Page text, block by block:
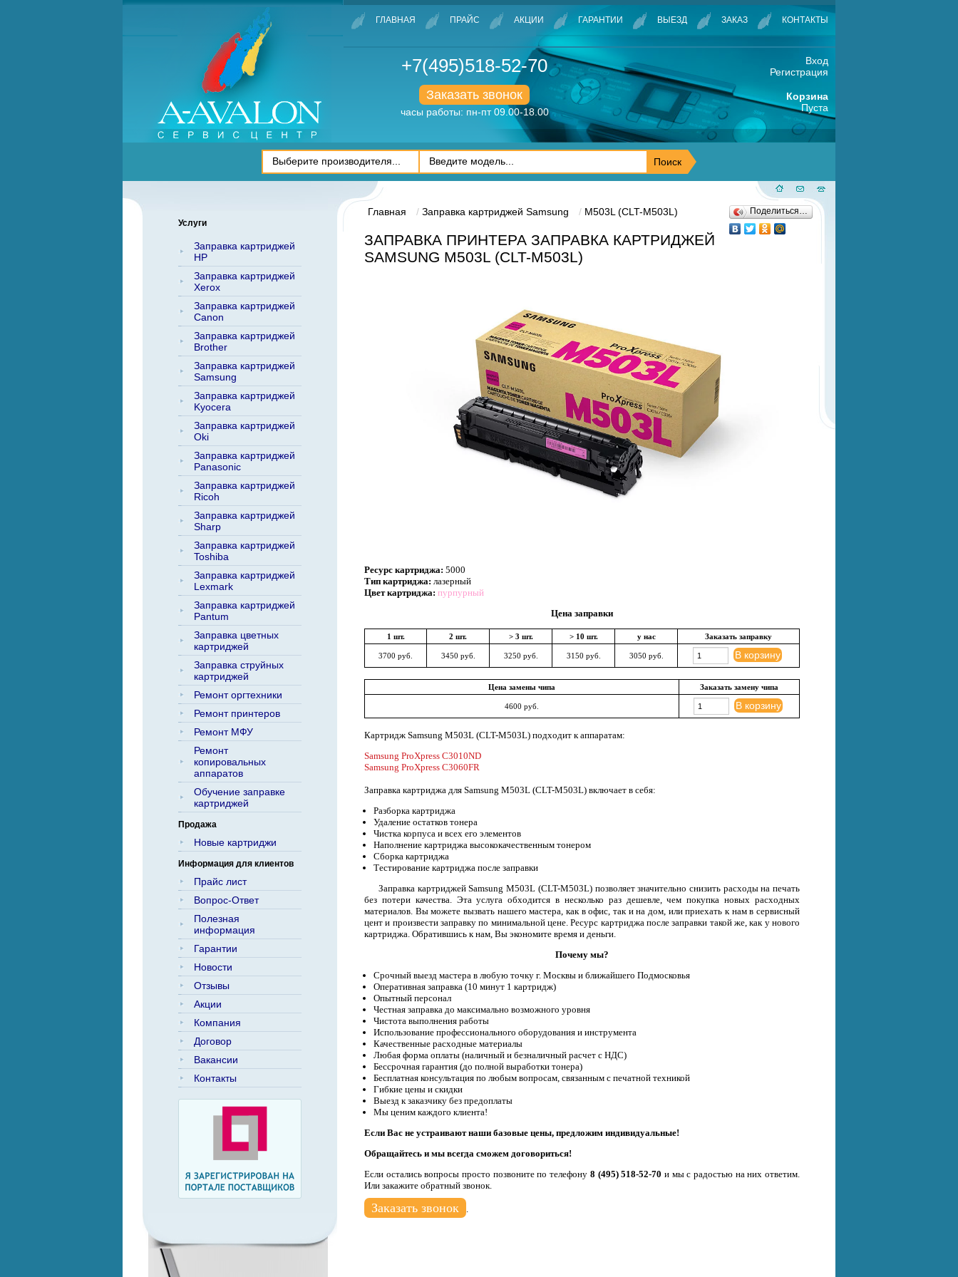
ГЛАВНАЯ ПРАЙС АКЦИИ ГАРАНТИИ ВЫЕЗД ЗАКАЗ КОНТАКТЫ
+7(495)518-52-70
Заказать звонок
часы работы: пн-пт 09.00-18.00
Вход
Регистрация
Корзина
Пуста
Услуги
Заправка картриджей
HP
Заправка картриджей
Xerox
Заправка картриджей
Canon
Заправка картриджей
Brother
Заправка картриджей
Samsung
Заправка картриджей
Kyocera
Заправка картриджей
Oki
Заправка картриджей
Panasonic
Заправка картриджей
Ricoh
Заправка картриджей
Sharp
Заправка картриджей
Toshiba
Заправка картриджей
Lexmark
Заправка картриджей
Pantum
Заправка цветных
картриджей
Заправка струйных
картриджей
Ремонт оргтехники
Ремонт принтеров
Ремонт МФУ
Ремонт
копировальных
аппаратов
Обучение заправке
картриджей
Продажа
Новые картриджи
Информация для клиентов
Прайс лист
Вопрос-Ответ
Полезная
информация
Гарантии
Новости
Отзывы
Акции
Компания
Договор
Вакансии
Контакты
Главная Заправка картриджей Samsung M503L (CLT-M503L)
ЗАПРАВКА ПРИНТЕРА ЗАПРАВКА КАРТРИДЖЕЙ
SAMSUNG M503L (CLT-M503L)
Поделиться…
Ресурс картриджа: 5000
Тип картриджа: лазерный
Цвет картриджа: пурпурный
Цена заправки
1 шт. 2 шт. > 3 шт. > 10 шт. у нас Заказать заправку
3700 руб. 3450 руб. 3250 руб. 3150 руб. 3050 руб. В корзину
Цена замены чипа Заказать замену чипа
4600 руб. В корзину
Картридж Samsung M503L (CLT-M503L) подходит к аппаратам:
Samsung ProXpress C3010ND
Samsung ProXpress C3060FR
Заправка картриджа для Samsung M503L (CLT-M503L) включает в себя:
Разборка картриджа
Удаление остатков тонера
Чистка корпуса и всех его элементов
Наполнение картриджа высококачественным тонером
Сборка картриджа
Тестирование картриджа после заправки
Заправка картриджей Samsung M503L (CLT-M503L) позволяет значительно снизить расходы на печать
без потери качества. Эта услуга обходится в несколько раз дешевле, чем покупка новых расходных
материалов. Вы можете вызвать нашего мастера, как в офис, так и на дом, или приехать к нам в сервисный
цент и произвести заправку по минимальной цене. Ресурс картриджа после заправки такой же, как у нового
картриджа. Обратившись к нам, Вы экономите время и деньги.
Почему мы?
Срочный выезд мастера в любую точку г. Москвы и ближайшего Подмосковья
Оперативная заправка (10 минут 1 картридж)
Опытный персонал
Честная заправка до максимально возможного уровня
Чистота выполнения работы
Использование профессионального оборудования и инструмента
Качественные расходные материалы
Любая форма оплаты (наличный и безналичный расчет с НДС)
Бессрочная гарантия (до полной выработки тонера)
Бесплатная консультация по любым вопросам, связанным с печатной техникой
Гибкие цены и скидки
Выезд к заказчику без предоплаты
Мы ценим каждого клиента!
Если Вас не устраивают наши базовые цены, предложим индивидуальные!
Обращайтесь и мы всегда сможем договориться!
Если остались вопросы просто позвоните по телефону 8 (495) 518-52-70 и мы с радостью на них ответим.
Или закажите обратный звонок.
Заказать звонок